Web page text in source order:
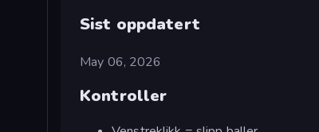
Sist oppdatert
May 06, 2026
Kontroller